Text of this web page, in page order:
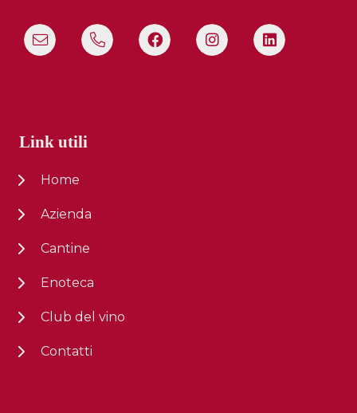
Link utili
Home
Azienda
Cantine
Enoteca
Club del vino
Contatti